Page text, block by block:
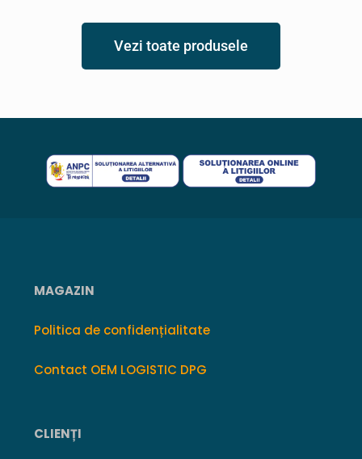
Vezi toate produsele
MAGAZIN
Politica de confidențialitate
Contact OEM LOGISTIC DPG
CLIENȚI